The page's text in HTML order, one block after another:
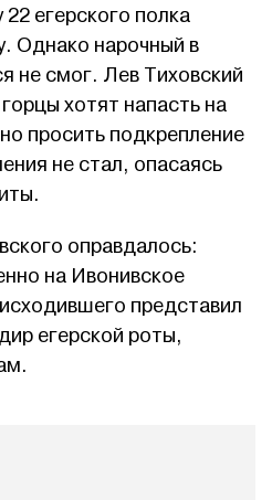
егерского полка
Однако нарочный в
не смог. Лев Тиховский
хотят напасть на
просить подкрепление
не стал, опасаясь
оправдалось:
на Ивонивское
представил
егерской роты,